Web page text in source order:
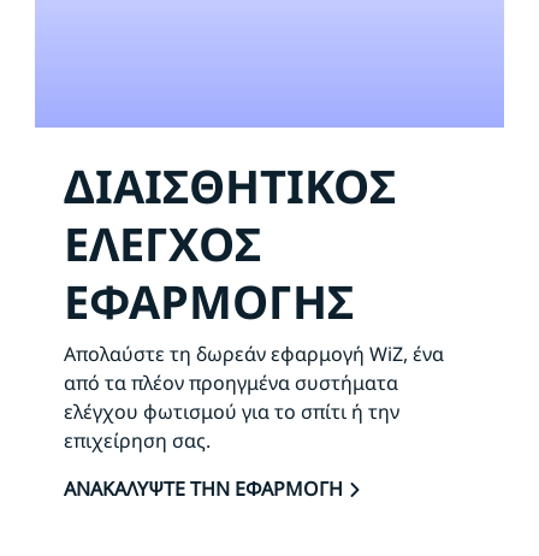
ΔΙΑΙΣΘΗΤΙΚΟΣ
ΕΛΕΓΧΟΣ
ΕΦΑΡΜΟΓΗΣ
Απολαύστε τη δωρεάν εφαρμογή WiZ, ένα
από τα πλέον προηγμένα συστήματα
ελέγχου φωτισμού για το σπίτι ή την
επιχείρηση σας.
ΑΝΑΚΑΛΥΨΤΕ ΤΗΝ ΕΦΑΡΜΟΓΗ